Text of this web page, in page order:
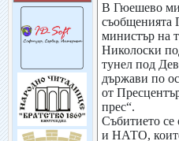
В Гюешево
съобщенията
министър на
Николоски
тунел под
държави по
от
прес“.
Събитието се
и НАТО,